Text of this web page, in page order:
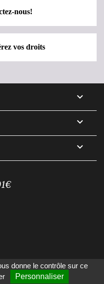
nous!
vos droits



donne le contrôle sur ce
Personnaliser